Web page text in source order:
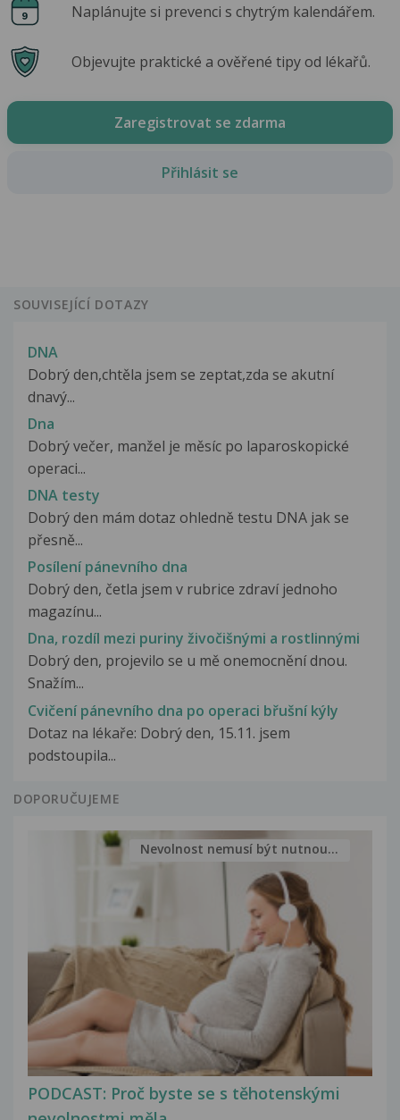
Naplánujte si prevenci s chytrým kalendářem.
Objevujte praktické a ověřené tipy od lékařů.
Zaregistrovat se zdarma
Přihlásit se
SOUVISEJÍCÍ DOTAZY
DNA
Dobrý den,chtěla jsem se zeptat,zda se akutní
dnavý...
Dna
Dobrý večer, manžel je měsíc po laparoskopické
operaci...
DNA testy
Dobrý den mám dotaz ohledně testu DNA jak se
přesně...
Posílení pánevního dna
Dobrý den, četla jsem v rubrice zdraví jednoho
magazínu...
Dna, rozdíl mezi puriny živočišnými a rostlinnými
Dobrý den, projevilo se u mě onemocnění dnou.
Snažím...
Cvičení pánevního dna po operaci břušní kýly
Dotaz na lékaře: Dobrý den, 15.11. jsem
podstoupila...
DOPORUČUJEME
PODCAST: Proč byste se s těhotenskými
Nevolnost nemusí být nutnou...